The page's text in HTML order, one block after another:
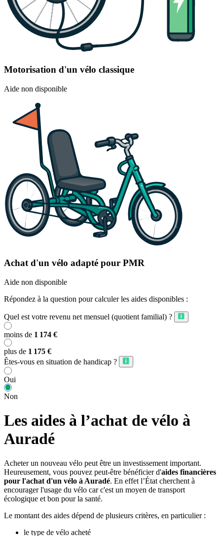
Motorisation d'un vélo classique
Aide non disponible
Achat d'un vélo adapté pour PMR
Aide non disponible
Répondez à la question pour calculer les aides disponibles :
Quel est votre revenu net mensuel (quotient familial) ?
moins de 1 174 €
plus de 1 175 €
Êtes-vous en situation de handicap ?
Oui
Non
Les aides à l’achat de vélo à
Auradé
Acheter un nouveau vélo peut être un investissement important.
Heureusement, vous pouvez peut-être bénéficier d'aides financières
pour l'achat d'un vélo à Auradé. En effet l’État cherchent à
encourager l'usage du vélo car c'est un moyen de transport
écologique et bon pour la santé.
Le montant des aides dépend de plusieurs critères, en particulier :
le type de vélo acheté